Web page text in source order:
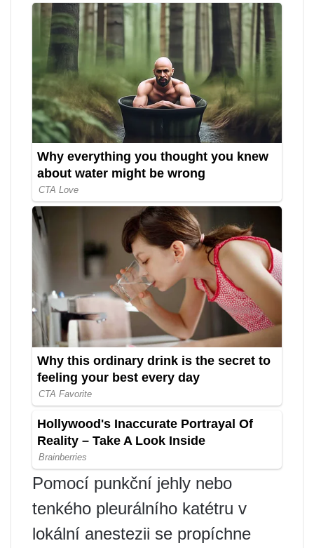
Pomocí punkční jehly nebo
tenkého pleurálního katétru v
lokální anestezii se propíchne